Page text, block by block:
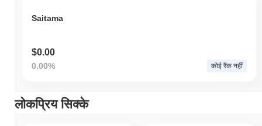
Saitama
$0.00
0.00% कोई रैंक नहीं
लोकप्रिय सिक्के